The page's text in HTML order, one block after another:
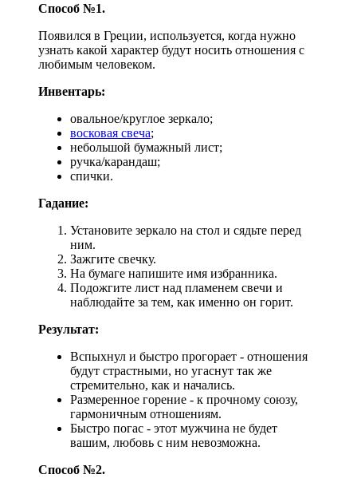
Способ №1.
Появился в Греции, используется, когда нужно
узнать какой характер будут носить отношения с
любимым человеком.
Инвентарь:
овальное/круглое зеркало;
восковая свеча;
небольшой бумажный лист;
ручка/карандаш;
спички.
Гадание:
Установите зеркало на стол и сядьте перед
ним.
Зажгите свечку.
На бумаге напишите имя избранника.
Подожгите лист над пламенем свечи и
наблюдайте за тем, как именно он горит.
Результат:
Вспыхнул и быстро прогорает - отношения
будут страстными, но угаснут так же
стремительно, как и начались.
Размеренное горение - к прочному союзу,
гармоничным отношениям.
Быстро погас - этот мужчина не будет
вашим, любовь с ним невозможна.
Способ №2.